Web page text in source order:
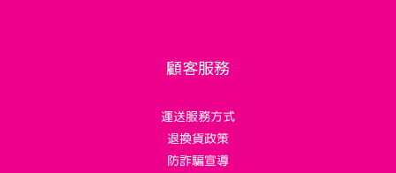
顧客服務
運送服務方式
退換貨政策
防詐騙宣導